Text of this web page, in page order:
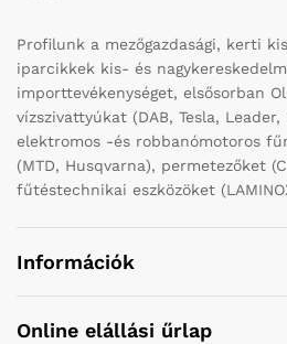
Profilunk a mezőgazdasági, kerti
iparcikkek kis- és
importtevékenységet, elsősorban
vízszivattyúkat (DAB, Tesla,
elektromos -és robbanómotoros
(MTD, Husqvarna), permetezőket
fűtéstechnikai eszközöket
Információk
Online elállási űrlap